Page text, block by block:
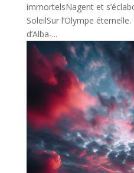
immortelsNagent et
SoleilSur l’Olympe
d’Alba-...